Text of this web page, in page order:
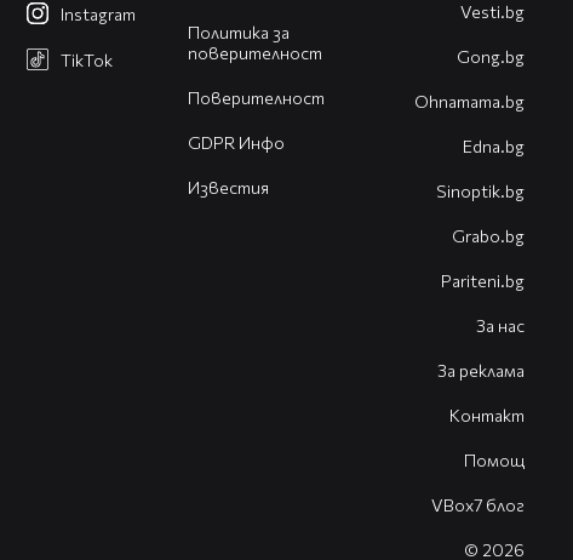
Политика за
поверителност
Поверителност
GDPR Инфо
Известия
Instagram
TikTok
Vesti.bg
Gong.bg
Оhnamama.bg
Edna.bg
Sinoptik.bg
Grabo.bg
Pariteni.bg
За нас
За реклама
Контакт
Помощ
VBox7 блог
© 2026